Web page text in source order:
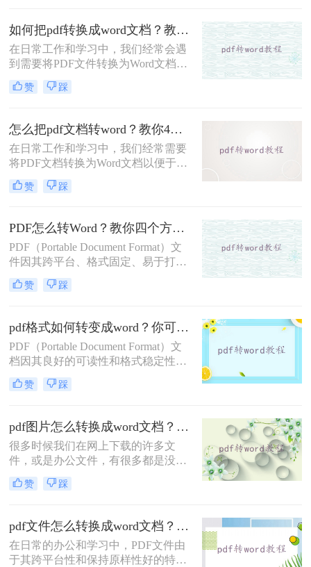
享和存档，但Word（Microsoft
Word）文档则因其强大的编辑功能而
更受用户青睐。那么pdf表格如何转
word表格呢？本文将深入探讨几种将
PDF表格转换为Word表格的有效方
法，并分析每种方法的优缺点及适用
如何把pdf转换成word文档？教你3种简单的方法！
在日常工作和学习中，我们经常会遇
到需要将PDF文件转换为Word文档的
情况。PDF文件因其格式固定、不易
被篡改的特点而广受欢迎，但在需要
显得更为灵活和方便。那么如何把pdf
转换成word文档呢？本文将介绍三种
将PDF转换成Word文档的实用方法，
帮助您轻松应对这一需求。
赞 踩
怎么把pdf文档转word？教你4招快速转换！
在日常工作和学习中，我们经常需要
将PDF文档转换为Word文档以便于编
辑和修改。PDF（Portable Document
Format）格式因其良好的稳定性和跨
辑性也带来了一定的不便。那么怎么
把pdf文档转word呢？本文将详细介绍
几种将PDF文档转换为Word文档的方
法，并简要概述每种方法的特点和适
用场景。
赞 踩
PDF怎么转Word？教你四个方法！
PDF（Portable Document Format）文
件因其跨平台、格式固定、易于打印
等特点，广泛应用于各种场景。然
而，在某些情况下，我们可能需要将
和修改。那么PDF怎么转Word呢？以
下将详细介绍几种PDF转Word的方
法，帮助您轻松完成转换。
赞 踩
pdf格式如何转变成word？你可以只要学会这四种方法就行
PDF（Portable Document Format）文
档因其良好的可读性和格式稳定性，
被广泛应用于各个领域。然而，当需
要对PDF文档进行编辑、修改或进一
得尤为重要。那么pdf格式如何转变成
word呢？以下是四种将PDF格式转变
为Word文档的常用方法：
赞 踩
pdf图片怎么转换成word文档？赶紧通过这三种方法转换！
很多时候我们在网上下载的许多文
件，或是办公文件，有很多都是没有
办法编辑的PDF格式，当您想要修改
时就很费劲了。所以，有什么办法能
今日小编分享pdf图片怎么转换成word
文档！
赞 踩
pdf文件怎么转换成word文档？教你3招轻松搞定！
在日常的办公和学习中，PDF文件由
于其跨平台性和保持原样性好的特点